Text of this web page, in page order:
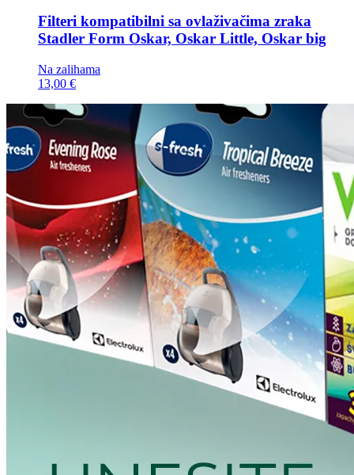
Filteri kompatibilni sa ovlaživačima zraka
Stadler Form Oskar, Oskar Little, Oskar big
Na zalihama
13,00 €